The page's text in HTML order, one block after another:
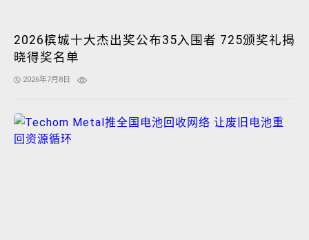
2026槟城十大杰出奖公布35入围者 725颁奖礼揭
晓得奖名单
2026年7月8日